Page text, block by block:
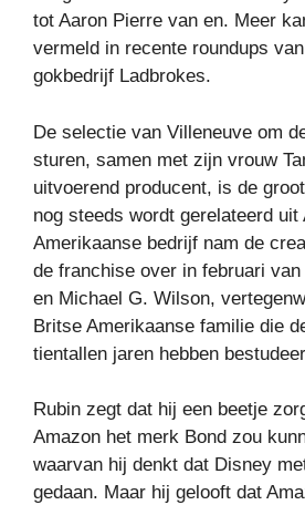
tot Aaron Pierre van en. Meer
vermeld in recente roundups
gokbedrijf Ladbrokes.
De selectie van Villeneuve om
sturen, samen met zijn vrouw
uitvoerend producent, is de
nog steeds wordt gerelateerd
Amerikaanse bedrijf nam de
de franchise over in februari
en Michael G. Wilson,
Britse Amerikaanse familie die
tientallen jaren hebben
Rubin zegt dat hij een beetje
Amazon het merk Bond zou
waarvan hij denkt dat Disney
gedaan. Maar hij gelooft dat